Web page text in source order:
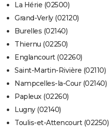
La Hérie (02500)
Grand-Verly (02120)
Burelles (02140)
Thiernu (02250)
Englancourt (02260)
Saint-Martin-Rivière (02110)
Nampcelles-la-Cour (02140)
Papleux (02260)
Lugny (02140)
Toulis-et-Attencourt (02250)